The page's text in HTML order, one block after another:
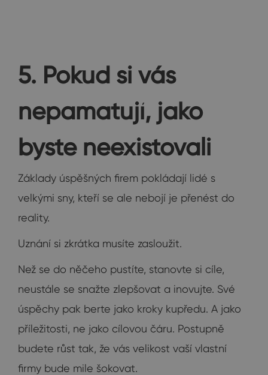
5. Pokud si vás
nepamatují, jako
byste neexistovali
Základy úspěšných firem pokládají lidé s
velkými sny, kteří se ale nebojí je přenést do
reality.
Uznání si zkrátka musíte zasloužit.
Než se do něčeho pustíte, stanovte si cíle,
neustále se snažte zlepšovat a inovujte. Své
úspěchy pak berte jako kroky kupředu. A jako
příležitosti, ne jako cílovou čáru. Postupně
budete růst tak, že vás velikost vaší vlastní
firmy bude mile šokovat.